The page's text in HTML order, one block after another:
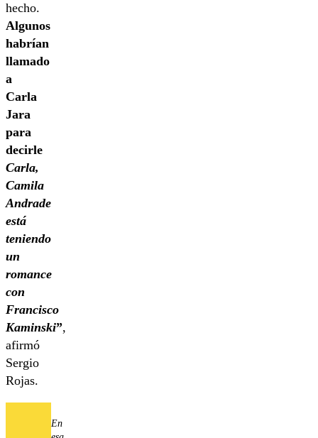
hecho.
Algunos
habrían
llamado
a
Carla
Jara
para
decirle
Carla,
Camila
Andrade
está
teniendo
un
romance
con
Francisco
Kaminski”,
afirmó
Sergio
Rojas.
En